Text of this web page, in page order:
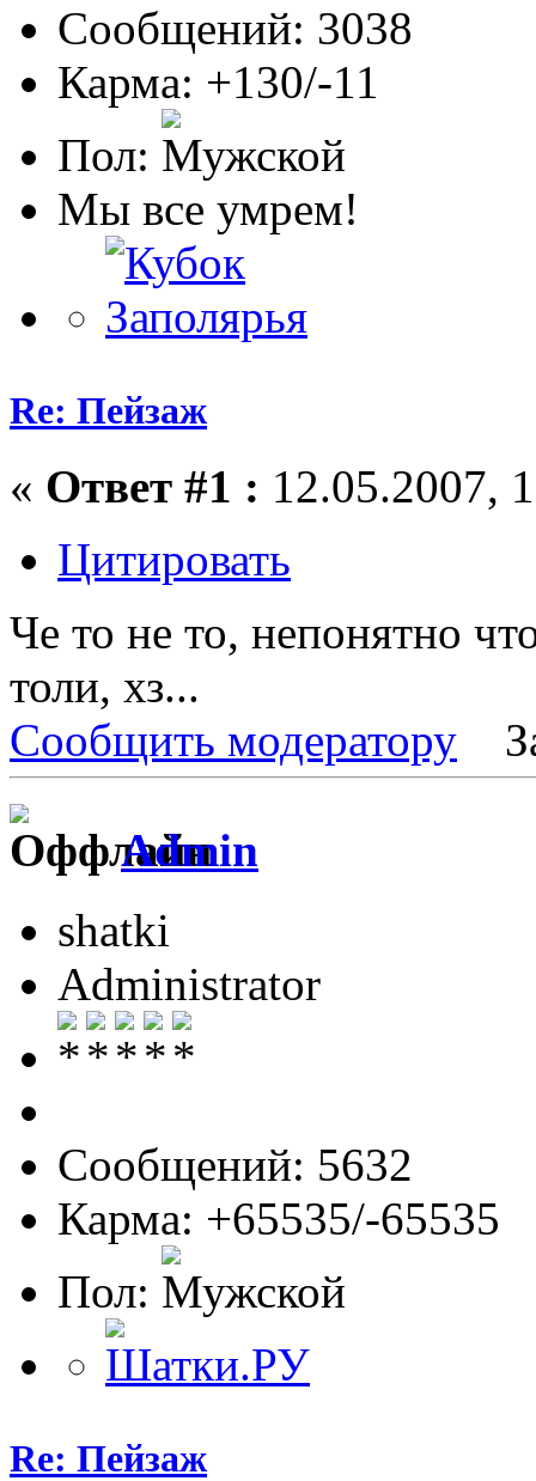
Сообщений: 3038
Карма: +130/-11
Пол:
Мы все умрем!
Re: Пейзаж
« Ответ #1 : 12.05.2007,
Цитировать
Че то не то, непонятно
толи, хз...
Сообщить модератору
Admin
shatki
Administrator
Сообщений: 5632
Карма: +65535/-65535
Пол:
Re: Пейзаж